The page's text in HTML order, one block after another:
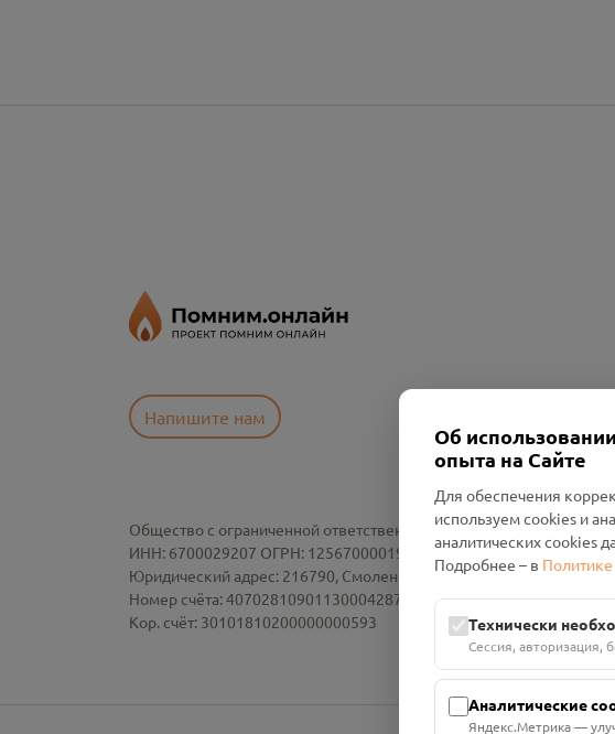
Напишите нам
Общество с ограниченной ответственностью «Смоленский
ИНН: 6700029207 ОГРН: 1256700001986
Юридический адрес: 216790, Смоленская область, р-н Руднянский,
Номер счёта: 40702810901130004287 в АО "АЛЬФА-БАНК"
Кор. счёт: 30101810200000000593
Об
опыта на Сайте
Для обеспечения
используем cookies и
аналитических cookies
Подробнее – в
Технически
Сессия, авторизация,
Аналитические
Яндекс.Метрика —